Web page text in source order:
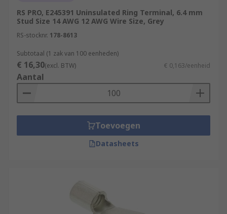
RS PRO, E245391 Uninsulated Ring Terminal, 6.4 mm
Stud Size 14 AWG 12 AWG Wire Size, Grey
RS-stocknr. 178-8613
Subtotaal (1 zak van 100 eenheden)
€ 16,30(excl. BTW) € 0,163/eenheid
Aantal
Toevoegen
Datasheets